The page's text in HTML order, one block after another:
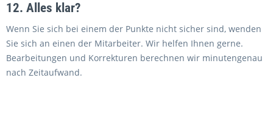
12. Alles klar?
Wenn Sie sich bei einem der Punkte nicht sicher sind, wenden
Sie sich an einen der Mitarbeiter. Wir helfen Ihnen gerne.
Bearbeitungen und Korrekturen berechnen wir minutengenau
nach Zeitaufwand.